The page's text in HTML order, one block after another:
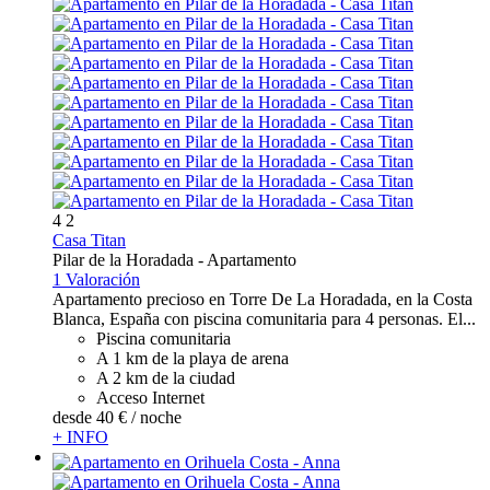
4 2
Casa Titan
Pilar de la Horadada - Apartamento
1 Valoración
Apartamento precioso en Torre De La Horadada, en la Costa
Blanca, España con piscina comunitaria para 4 personas. El...
Piscina comunitaria
A 1 km de la playa de arena
A 2 km de la ciudad
Acceso Internet
desde 40 € / noche
+ INFO